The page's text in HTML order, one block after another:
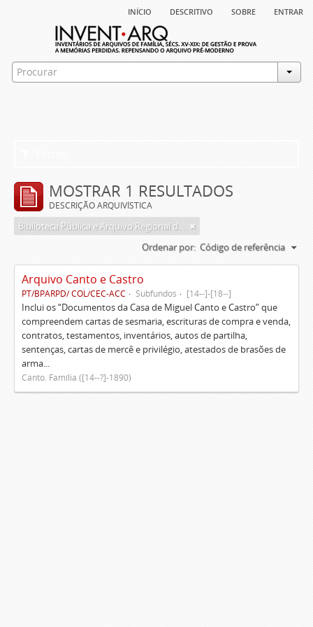
início descritivo sobre entrar
MOSTRAR 1 RESULTADOS
DESCRIÇÃO ARQUIVÍSTICA
Biblioteca Pública e Arquivo Regional de Ponta Delgada
Ordenar por: Código de referência
Arquivo Canto e Castro
PT/BPARPD/ COL/CEC-ACC Subfundos [14--]-[18--]
Inclui os “Documentos da Casa de Miguel Canto e Castro” que
compreendem cartas de sesmaria, escrituras de compra e venda,
contratos, testamentos, inventários, autos de partilha,
sentenças, cartas de mercê e privilégio, atestados de brasões de
arma...
Canto. Família ([14--?]-1890)